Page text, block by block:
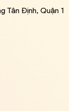
Tân Định, Quận 1